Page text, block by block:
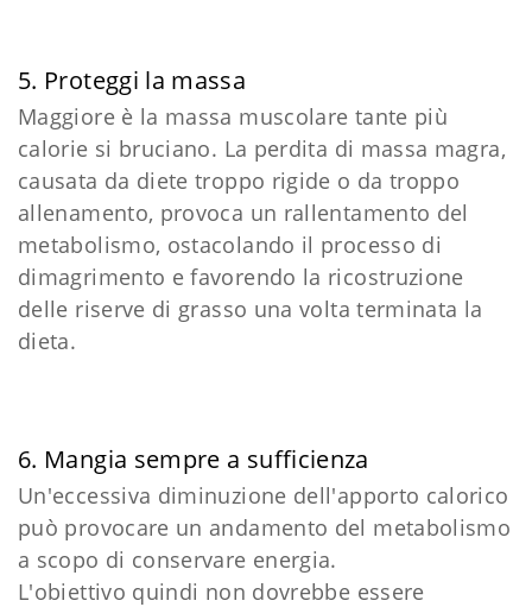
5. Proteggi la massa
Maggiore è la massa muscolare tante più
calorie si bruciano. La perdita di massa magra,
causata da diete troppo rigide o da troppo
allenamento, provoca un rallentamento del
metabolismo, ostacolando il processo di
dimagrimento e favorendo la ricostruzione
delle riserve di grasso una volta terminata la
dieta.
6. Mangia sempre a sufficienza
Un'eccessiva diminuzione dell'apporto calorico
può provocare un andamento del metabolismo
a scopo di conservare energia.
L'obiettivo quindi non dovrebbe essere